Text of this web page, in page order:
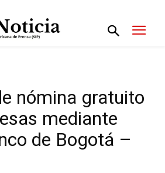
nómina gratuito
mediante
de Bogotá –